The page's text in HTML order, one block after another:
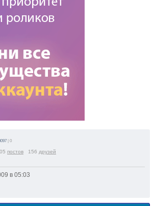
| 0
постов 156 друзей
в 05:03